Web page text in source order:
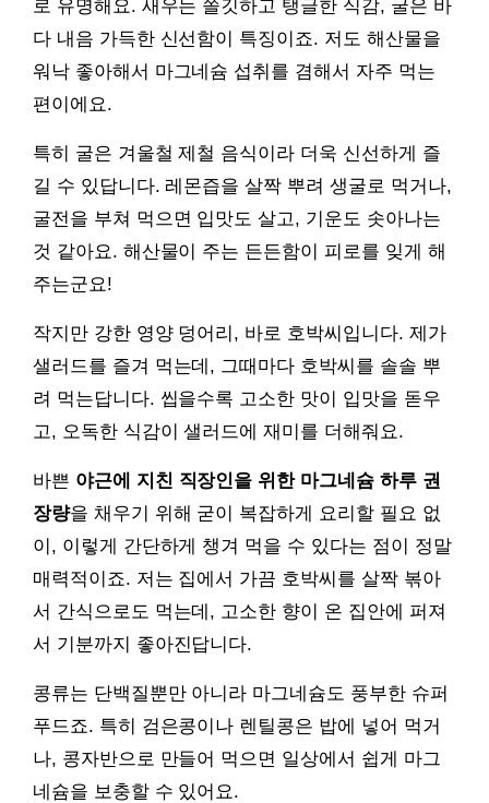
로 유명해요. 새우는 쫄깃하고 탱글한 식감, 굴은 바
다 내음 가득한 신선함이 특징이죠. 저도 해산물을
워낙 좋아해서 마그네슘 섭취를 겸해서 자주 먹는
편이에요.
특히 굴은 겨울철 제철 음식이라 더욱 신선하게 즐
길 수 있답니다. 레몬즙을 살짝 뿌려 생굴로 먹거나,
굴전을 부쳐 먹으면 입맛도 살고, 기운도 솟아나는
것 같아요. 해산물이 주는 든든함이 피로를 잊게 해
주는군요!
작지만 강한 영양 덩어리, 바로 호박씨입니다. 제가
샐러드를 즐겨 먹는데, 그때마다 호박씨를 솔솔 뿌
려 먹는답니다. 씹을수록 고소한 맛이 입맛을 돋우
고, 오독한 식감이 샐러드에 재미를 더해줘요.
바쁜 야근에 지친 직장인을 위한 마그네슘 하루 권
장량을 채우기 위해 굳이 복잡하게 요리할 필요 없
이, 이렇게 간단하게 챙겨 먹을 수 있다는 점이 정말
매력적이죠. 저는 집에서 가끔 호박씨를 살짝 볶아
서 간식으로도 먹는데, 고소한 향이 온 집안에 퍼져
서 기분까지 좋아진답니다.
콩류는 단백질뿐만 아니라 마그네슘도 풍부한 슈퍼
푸드죠. 특히 검은콩이나 렌틸콩은 밥에 넣어 먹거
나, 콩자반으로 만들어 먹으면 일상에서 쉽게 마그
네슘을 보충할 수 있어요.